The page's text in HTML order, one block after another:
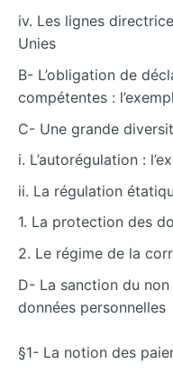
iv. Les lignes
Unies
B- L’obligation de
compétentes :
C- Une grande
i. L’autorégulation :
ii. La régulation
1. La protection des
2. Le régime de la
D- La sanction du
données personnelles
§1- La notion des